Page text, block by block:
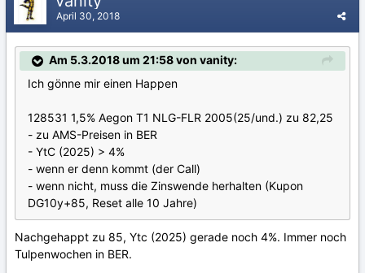
April 30, 2018
Am 5.3.2018 um 21:58 von vanity:
Ich gönne mir einen Happen
128531 1,5% Aegon T1 NLG-FLR 2005(25/und.) zu 82,25
- zu AMS-Preisen in BER
- YtC (2025) > 4%
- wenn er denn kommt (der Call)
- wenn nicht, muss die Zinswende herhalten (Kupon
DG10y+85, Reset alle 10 Jahre)
Nachgehappt zu 85, Ytc (2025) gerade noch 4%. Immer noch
Tulpenwochen in BER.